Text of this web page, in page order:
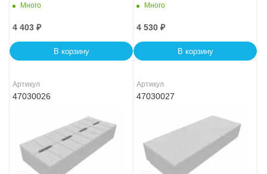
Много
4 403 ₽
В корзину
Много
4 530 ₽
В корзину
Артикул
47030026
Артикул
47030027